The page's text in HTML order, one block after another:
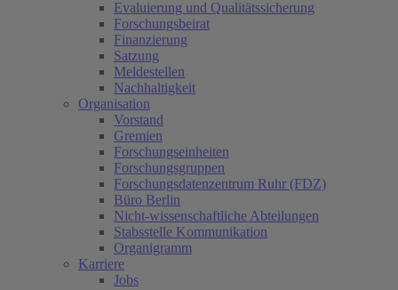
Evaluierung und Qualitätssicherung
Forschungsbeirat
Finanzierung
Satzung
Meldestellen
Nachhaltigkeit
Organisation
Vorstand
Gremien
Forschungseinheiten
Forschungsgruppen
Forschungsdatenzentrum Ruhr (FDZ)
Büro Berlin
Nicht-wissenschaftliche Abteilungen
Stabsstelle Kommunikation
Organigramm
Karriere
Jobs